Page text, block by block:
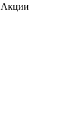
Акции